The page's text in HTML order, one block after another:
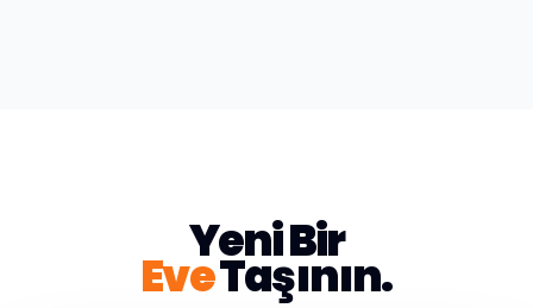
Yeni Bir
EveTaşının.